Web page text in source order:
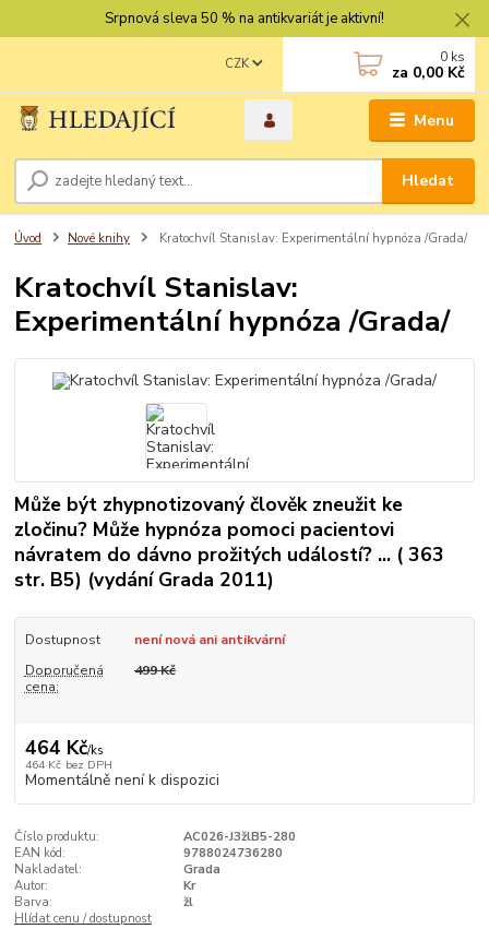
Srpnová sleva 50 % na antikvariát je aktivní!
Menu
CZK
Hledat
0 ks
za 0,00 Kč
Úvod Nové knihy Kratochvíl Stanislav: Experimentální hypnóza /Grada/
Kratochvíl Stanislav:
Experimentální hypnóza /Grada/
Může být zhypnotizovaný člověk zneužit ke
zločinu? Může hypnóza pomoci pacientovi
návratem do dávno prožitých událostí? ... ( 363
str. B5) (vydání Grada 2011)
Dostupnost
není nová ani antikvární
Doporučená
cena:
499 Kč
464 Kč/ks
464 Kč bez DPH
Momentálně není k dispozici
Číslo produktu:
AC026-J3žlB5-280
EAN kód:
9788024736280
Nakladatel:
Grada
Autor:
Kr
Barva:
žl
Hlídat cenu / dostupnost